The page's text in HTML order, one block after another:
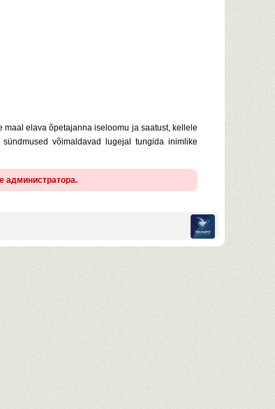
maal elava õpetajanna iseloomu ja saatust, kellele
võimaldavad lugejal tungida inimlike
администратора.